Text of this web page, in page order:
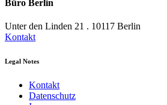
Büro Berlin
Unter den Linden 21 . 10117 Berlin
Kontakt
Legal Notes
Kontakt
Datenschutz